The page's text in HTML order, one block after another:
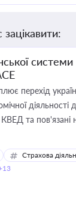
перехід
діяльності
та пов'язані
Страхова